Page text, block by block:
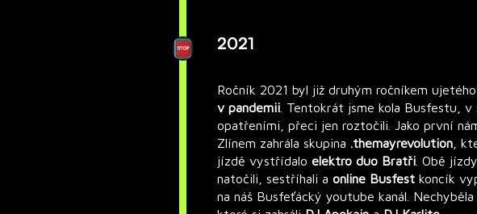
2021
Ročník 2021 byl již druhým ročníkem
v pandemii . Tentokrát jsme kola Busfestu, v
opatřeními, přeci jen roztočili. Jako první
Zlínem zahrála skupina .themayrevolution ,
jízdě vystřídalo elektro duo Bratři . Obě
natočili, sestříhali a online Busfest koncík
na náš Busfeťácký youtube kanál.